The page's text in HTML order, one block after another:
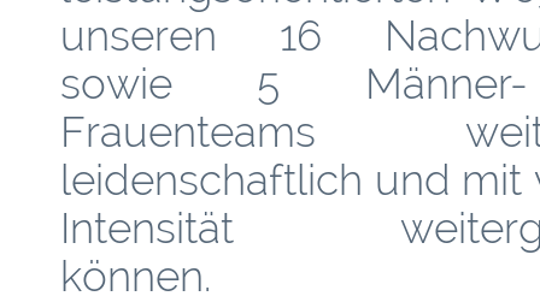
unseren 16
sowie 5
Frauenteams
leidenschaftlich und mit
Intensität
können.